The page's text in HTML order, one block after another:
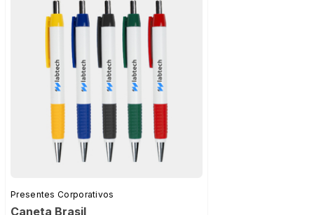
Presentes Corporativos
Caneta Brasil